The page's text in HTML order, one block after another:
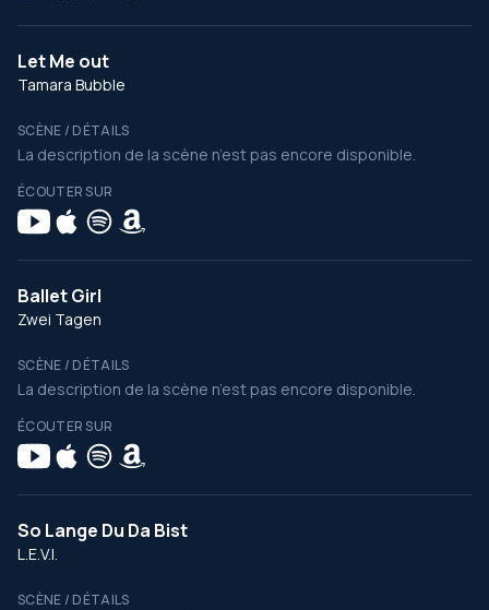
Let Me out
Tamara Bubble
SCÈNE / DÉTAILS
La description de la scène n’est pas encore disponible.
ÉCOUTER SUR
Ballet Girl
Zwei Tagen
SCÈNE / DÉTAILS
La description de la scène n’est pas encore disponible.
ÉCOUTER SUR
So Lange Du Da Bist
L.E.V.I.
SCÈNE / DÉTAILS